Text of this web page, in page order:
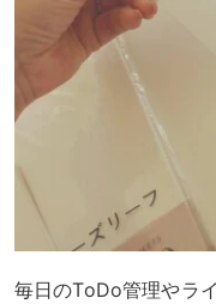
毎日のToDo管理やラ